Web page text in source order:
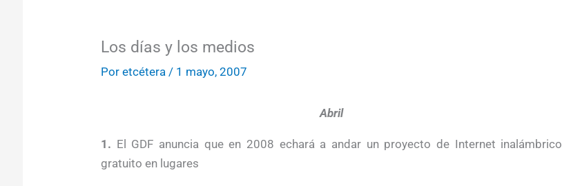
Los días y los medios
Por etcétera / 1 mayo, 2007
Abril
1. El GDF anuncia que en 2008 echará a andar un proyecto de Internet inalámbrico
gratuito en lugares